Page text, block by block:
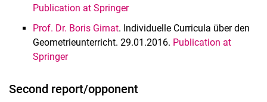
Publication at Springer
Prof. Dr. Boris Girnat. Individuelle Curricula über den
Geometrieunterricht. 29.01.2016. Publication at
Springer
Second report/opponent